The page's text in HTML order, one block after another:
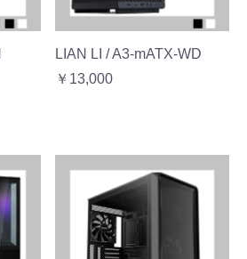
LIAN LI / A3-mATX-WD
￥13,000